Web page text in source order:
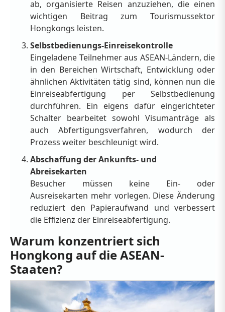
ab, organisierte Reisen anzuziehen, die einen
wichtigen Beitrag zum Tourismussektor
Hongkongs leisten.
Selbstbedienungs-Einreisekontrolle
Eingeladene Teilnehmer aus ASEAN-Ländern, die
in den Bereichen Wirtschaft, Entwicklung oder
ähnlichen Aktivitäten tätig sind, können nun die
Einreiseabfertigung per Selbstbedienung
durchführen. Ein eigens dafür eingerichteter
Schalter bearbeitet sowohl Visumanträge als
auch Abfertigungsverfahren, wodurch der
Prozess weiter beschleunigt wird.
Abschaffung der Ankunfts- und
Abreisekarten
Besucher müssen keine Ein- oder
Ausreisekarten mehr vorlegen. Diese Änderung
reduziert den Papieraufwand und verbessert
die Effizienz der Einreiseabfertigung.
Warum konzentriert sich
Hongkong auf die ASEAN-
Staaten?